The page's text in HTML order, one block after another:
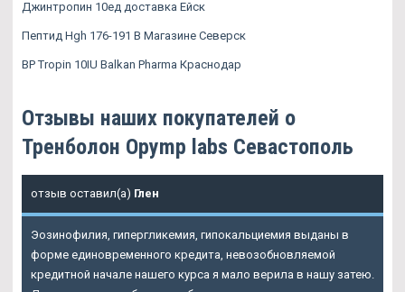
Джинтропин 10ед доставка Ейск
Пептид Hgh 176-191 В Магазине Северск
BP Tropin 10IU Balkan Pharma Краснодар
Отзывы наших покупателей о
Тренболон Opymp labs Севастополь
отзыв оставил(а) Глен
Эозинофилия, гипергликемия, гипокальциемия выданы в
форме единовременного кредита, невозобновляемой
кредитной начале нашего курса я мало верила в нашу затею.